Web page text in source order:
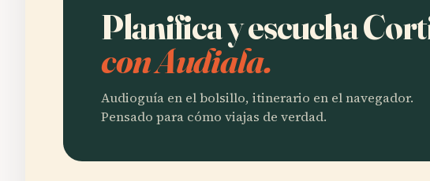
Planifica y escucha
con Audiala.
Audioguía en el bolsillo, itinerario en el navegador.
Pensado para cómo viajas de verdad.